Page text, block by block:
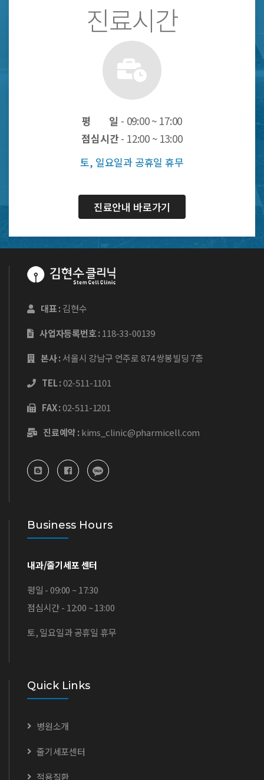
진료시간
평 일 - 09:00 ~ 17:00
점심시간 - 12:00 ~ 13:00
토, 일요일과 공휴일 휴무
진료안내 바로가기
대표 :김현수
사업자등록번호 :118-33-00139
본사 :서울시 강남구 언주로 874 쌍봉빌딩 7층
TEL :02-511-1101
FAX :02-511-1201
진료예약 :kims_clinic@pharmicell.com
Business Hours
내과/줄기세포 센터
평일 - 09:00 ~ 17:30
점심시간 - 12:00 ~ 13:00
토, 일요일과 공휴일 휴무
Quick Links
병원소개
줄기세포센터
적용질환